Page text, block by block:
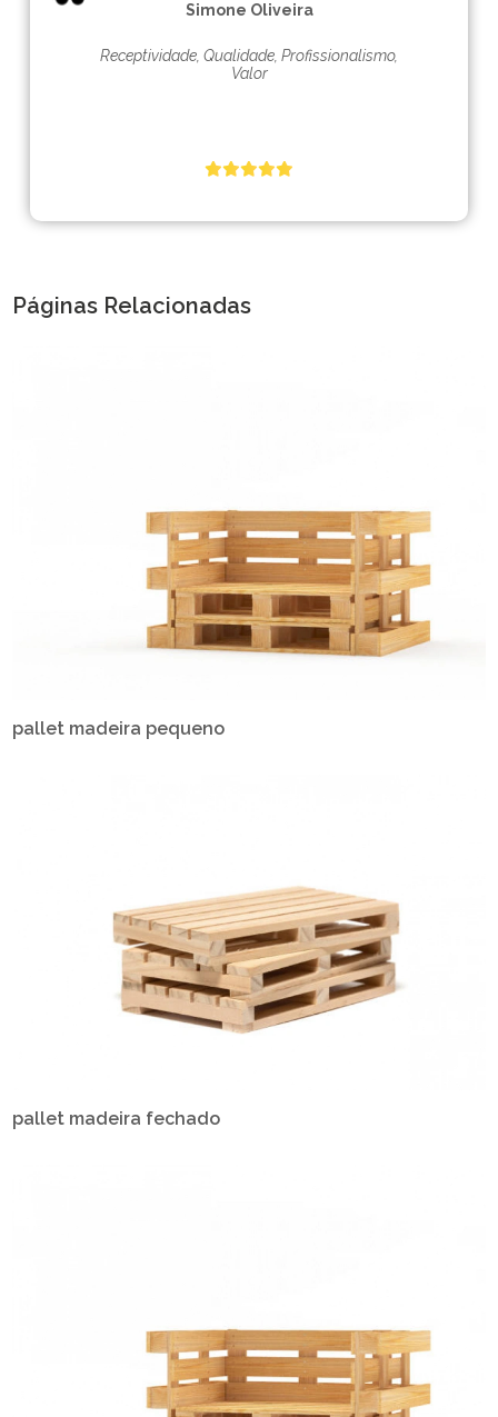
Simone Oliveira
Receptividade, Qualidade, Profissionalismo,
Valor
Páginas Relacionadas
pallet madeira pequeno
pallet madeira fechado